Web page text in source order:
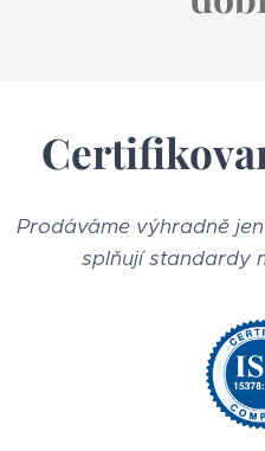
Prodáváme výhradně
splňují standardy